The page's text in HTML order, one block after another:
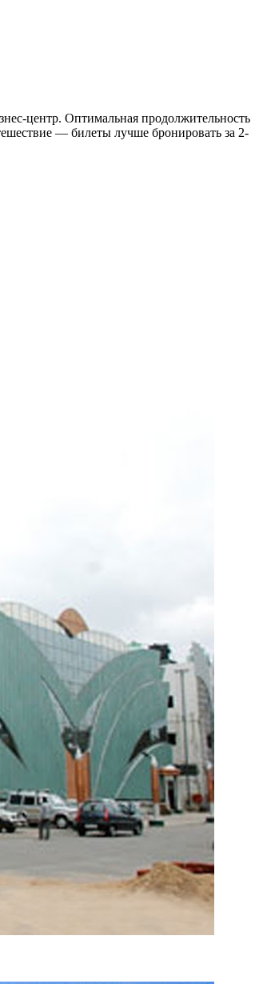
центр. Оптимальная продолжительность
— билеты лучше бронировать за 2-